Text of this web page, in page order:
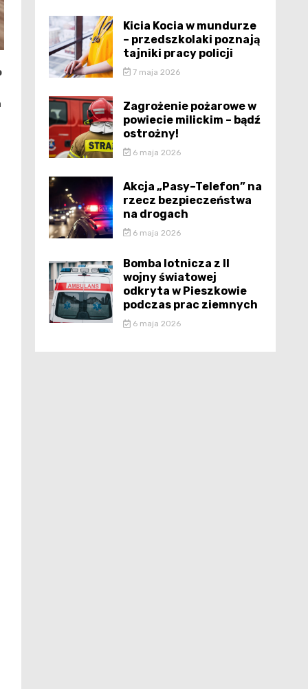
Kicia Kocia w mundurze
– przedszkolaki poznają
tajniki pracy policji
7 maja 2026
Zagrożenie pożarowe w
powiecie milickim – bądź
ostrożny!
6 maja 2026
Akcja „Pasy–Telefon” na
rzecz bezpieczeństwa
na drogach
6 maja 2026
Bomba lotnicza z II
wojny światowej
odkryta w Pieszkowie
podczas prac ziemnych
6 maja 2026